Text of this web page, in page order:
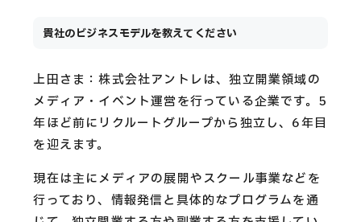
貴社のビジネスモデルを教えてください
上田さま：株式会社アントレは、独立開業領域の
メディア・イベント運営を行っている企業です。5
年ほど前にリクルートグループから独立し、6年目
を迎えます。
現在は主にメディアの展開やスクール事業などを
行っており、情報発信と具体的なプログラムを通